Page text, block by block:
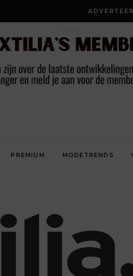
PREMIUM MODETRENDS